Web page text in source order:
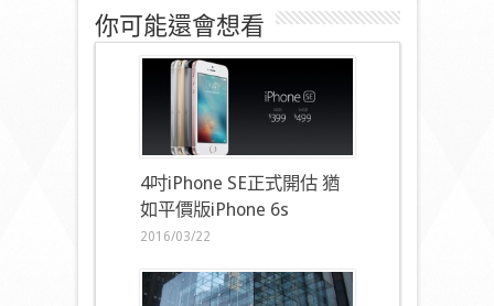
你可能還會想看
4吋iPhone SE正式開估 猶
如平價版iPhone 6s
2016/03/22